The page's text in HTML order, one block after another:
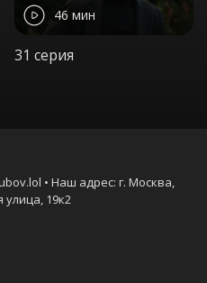
46 мин
31 серия
• Наш адрес: г. Москва,
улица, 19к2